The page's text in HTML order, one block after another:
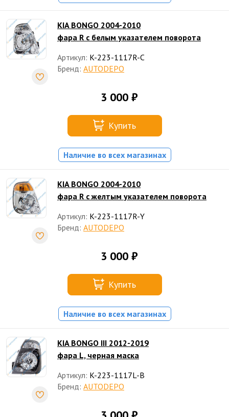
KIA BONGO 2004-2010
фара R с белым указателем поворота
Артикул: K-223-1117R-C
Бренд: AUTODEPO
3 000 ₽
Купить
Наличие во всех магазинах
KIA BONGO 2004-2010
фара R с желтым указателем поворота
Артикул: K-223-1117R-Y
Бренд: AUTODEPO
3 000 ₽
Купить
Наличие во всех магазинах
KIA BONGO III 2012-2019
фара L, черная маска
Артикул: K-223-1117L-B
Бренд: AUTODEPO